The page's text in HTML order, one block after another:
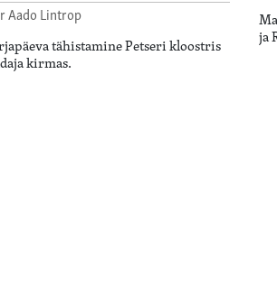
Aado Lintrop
tähistamine Petseri kloostris
kirmas.
ja